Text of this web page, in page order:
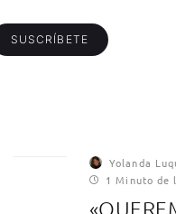
SUSCRÍBETE
Yolanda
1 Minuto de